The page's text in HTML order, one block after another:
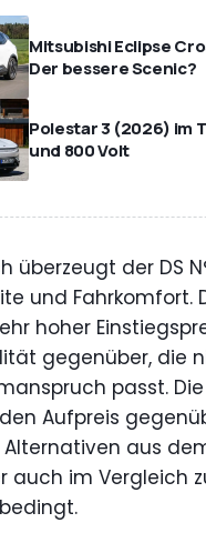
Mitsubishi Eclipse
Der bessere Scenic?
Polestar 3 (2026) im
und 800 Volt
überzeugt der DS
und Fahrkomfort.
hoher
gegenüber, die
passt.
Aufpreis
aus
auch im Vergleich